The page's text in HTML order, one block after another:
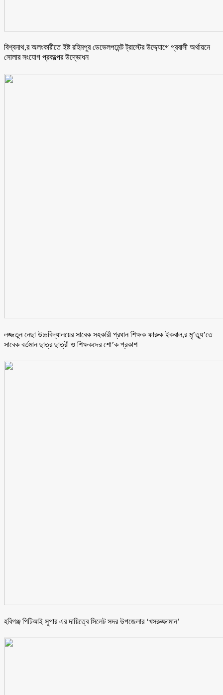
বিশ্বনাথ,র অলংকারীতে ইষ্ট রহিমপুর ডেভেলপমেন্ট ট্রাস্টের উদ্দ্যোগে প্রবাসী অর্থায়নে
সোলার সংযোগ প্রকল্পের উদ্ভোধন
লজ্জতুন নেছা উচ্চবিদ্যালয়ের সাবেক সহকারী প্রধান শিক্ষক ফারুক ইকবাল,র মৃ’ত্যু’তে
সাবেক বর্তমান ছাত্র ছাত্রী ও শিক্ষকদের শো’ক প্রকাশ
হবিগঞ্জ পিটিআই সুপার এর দায়িত্বে সিলেট সদর উপজেলার ‘খসরুজ্জামান’